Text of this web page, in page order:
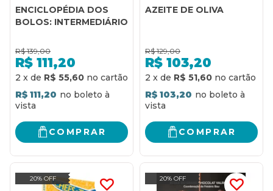
ENCICLOPÉDIA DOS
BOLOS: INTERMEDIÁRIO
R$ 139,00
R$ 111,20
2 x de R$ 55,60
R$ 111,20
COMPRAR
AZEITE DE OLIVA
R$ 129,00
R$ 103,20
2 x de R$ 51,60
R$ 103,20
COMPRAR
20% OFF 20% OFF